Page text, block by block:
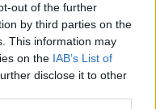
out of the further
by third parties on the
This information may
on the IAB’s List of
disclose it to other
+ 2